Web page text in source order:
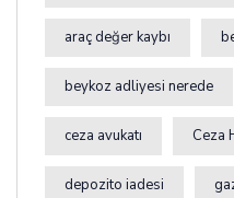
araç değer kaybı
beykoz adliyesi nerede
ceza avukatı Ceza
depozito iadesi